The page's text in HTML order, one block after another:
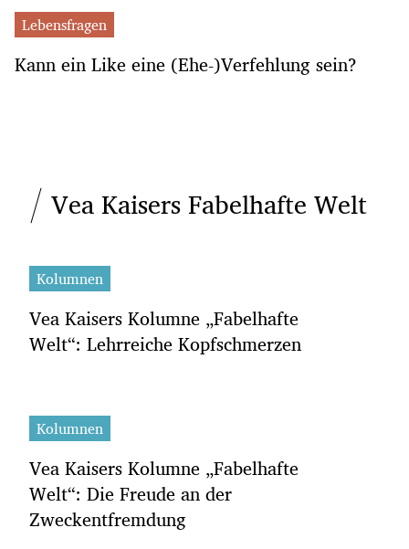
Lebensfragen
Kann ein Like eine (Ehe-)Verfehlung sein?
Vea Kaisers Fabelhafte Welt
Kolumnen
Vea Kaisers Kolumne „Fabelhafte
Welt“: Lehrreiche Kopfschmerzen
Kolumnen
Vea Kaisers Kolumne „Fabelhafte
Welt“: Die Freude an der
Zweckentfremdung